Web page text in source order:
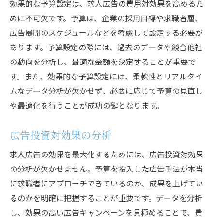
効果的な予算設定は、求人広告の費用対効果を高めるた
めに不可欠です。予算は、企業の採用目標や求職者層、
広告展開のスケジュールなどを考慮して設定する必要が
あります。予算設定の際には、過去のデータや競合他社
の動向を分析し、最適な金額を決定することが重要で
す。また、効果的な予算設定には、柔軟性とリアルタイ
ムなデータ分析が欠かせず、必要に応じて予算の見直し
や最適化を行うことが成功の鍵となります。
広告投資対効果の分析
求人広告の効果を最大化するためには、広告投資対効果
の分析が欠かせません。予算を投入した広告手法が本当
に求職者にアプローチできているのか、成果を上げてい
るのかを明確に把握することが重要です。データを分析
し、効果の高い広告キャンペーンを見極めることで、費